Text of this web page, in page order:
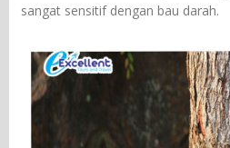
sangat sensitif dengan bau darah.